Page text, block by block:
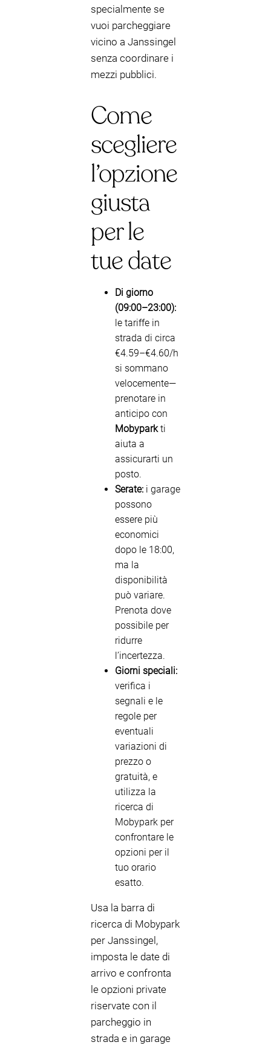
specialmente se
vuoi parcheggiare
vicino a Janssingel
senza coordinare i
mezzi pubblici.
Come
scegliere
l’opzione
giusta
per le
tue date
Di giorno
(09:00–23:00):
le tariffe in
strada di circa
€4.59–€4.60/h
si sommano
velocemente—
prenotare in
anticipo con
Mobyparkti
aiuta a
assicurarti un
posto.
Serate: i garage
possono
essere più
economici
dopo le 18:00,
ma la
disponibilità
può variare.
Prenota dove
possibile per
ridurre
l’incertezza.
Giorni speciali:
verifica i
segnali e le
regole per
eventuali
variazioni di
prezzo o
gratuità, e
utilizza la
ricerca di
Mobypark per
confrontare le
opzioni per il
tuo orario
esatto.
Usa la barra di
ricerca di Mobypark
per Janssingel,
imposta le date di
arrivo e confronta
le opzioni private
riservate con il
parcheggio in
strada e in garage